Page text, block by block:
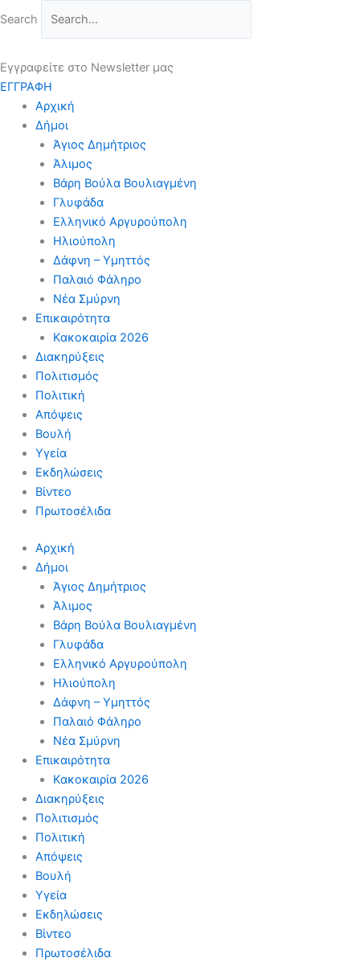
στο
Search
Εγγραφείτε στο Newsletter μας
ΕΓΓΡΑΦΗ
Αρχική
Δήμοι
Άγιος Δημήτριος
Άλιμος
Βάρη Βούλα Βουλιαγμένη
Γλυφάδα
Ελληνικό Αργυρούπολη
Ηλιούπολη
Δάφνη – Υμηττός
Παλαιό Φάληρο
Νέα Σμύρνη
Επικαιρότητα
Κακοκαιρία 2026
Διακηρύξεις
Πολιτισμός
Πολιτική
Απόψεις
Βουλή
Υγεία
Εκδηλώσεις
Βίντεο
Πρωτοσέλιδα
Αρχική
Δήμοι
Άγιος Δημήτριος
Άλιμος
Βάρη Βούλα Βουλιαγμένη
Γλυφάδα
Ελληνικό Αργυρούπολη
Ηλιούπολη
Δάφνη – Υμηττός
Παλαιό Φάληρο
Νέα Σμύρνη
Επικαιρότητα
Κακοκαιρία 2026
Διακηρύξεις
Πολιτισμός
Πολιτική
Απόψεις
Βουλή
Υγεία
Εκδηλώσεις
Βίντεο
Πρωτοσέλιδα